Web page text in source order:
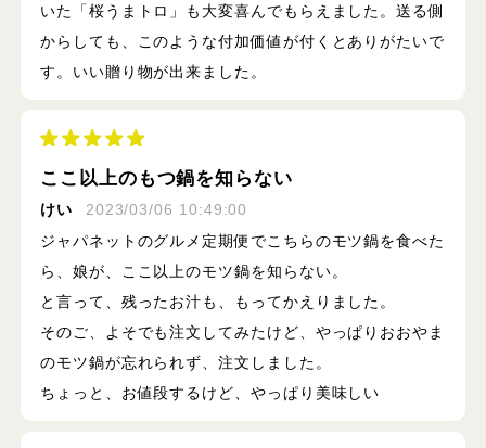
いた「桜うまトロ」も大変喜んでもらえました。送る側
からしても、このような付加価値が付くとありがたいで
す。いい贈り物が出来ました。
ここ以上のもつ鍋を知らない
けい
2023/03/06 10:49:00
ジャパネットのグルメ定期便でこちらのモツ鍋を食べた
ら、娘が、ここ以上のモツ鍋を知らない。
と言って、残ったお汁も、もってかえりました。
そのご、よそでも注文してみたけど、やっぱりおおやま
のモツ鍋が忘れられず、注文しました。
ちょっと、お値段するけど、やっぱり美味しい